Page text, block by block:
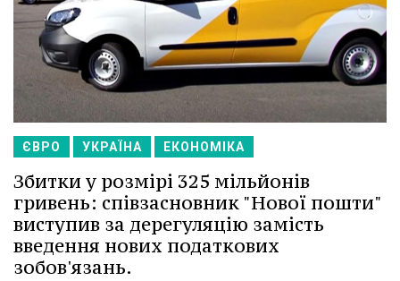
ЄВРО УКРАЇНА ЕКОНОМІКА
Збитки у розмірі 325 мільйонів
гривень: співзасновник "Нової пошти"
виступив за дерегуляцію замість
введення нових податкових
зобов'язань.